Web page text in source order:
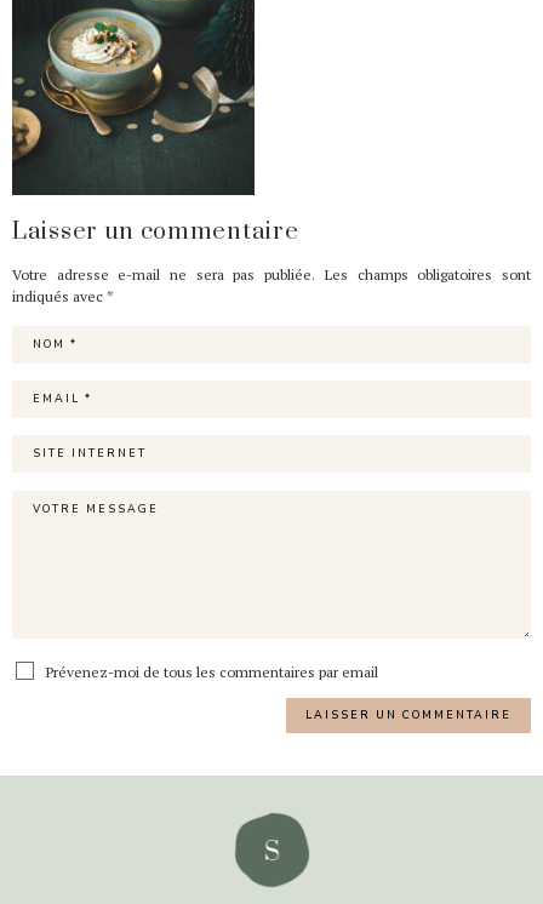
Laisser un commentaire
Votre adresse e-mail ne sera pas publiée. Les champs obligatoires sont
indiqués avec *
Prévenez-moi de tous les commentaires par email